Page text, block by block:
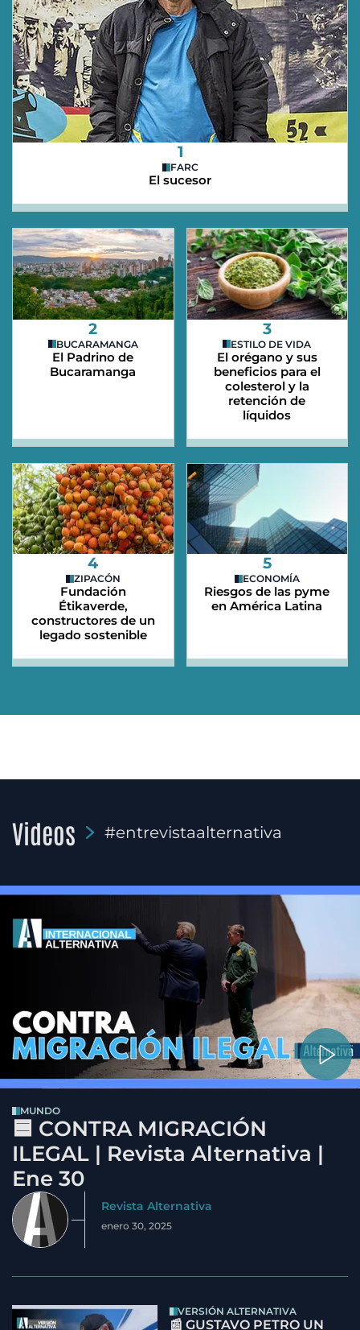
1
FARC
El sucesor
2
BUCARAMANGA
El Padrino de
Bucaramanga
3
ESTILO DE VIDA
El orégano y sus
beneficios para el
colesterol y la
retención de
líquidos
4
ZIPACÓN
Fundación
Étikaverde,
constructores de un
legado sostenible
5
ECONOMÍA
Riesgos de las pyme
en América Latina
Videos #entrevistaalternativa
MUNDO
🟦 CONTRA MIGRACIÓN
ILEGAL | Revista Alternativa |
Ene 30
Revista Alternativa
enero 30, 2025
VERSIÓN ALTERNATIVA
📰 GUSTAVO PETRO UN